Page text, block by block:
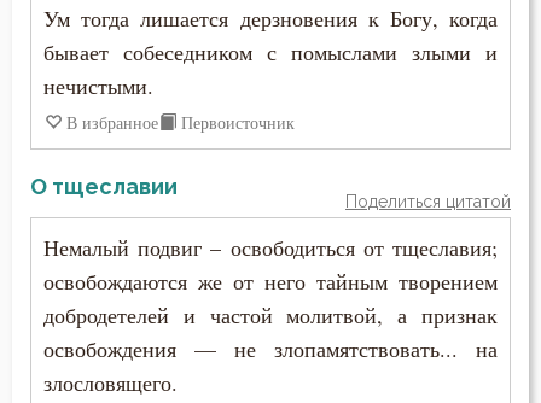
Богоугождение
Болезнь
Борьба
Ведение
Вечные муки
Воздержание
Анатолий Оптинский (Зерцалов)
Антоний Великий
Антоний Оптинский (Путилов)
Арсений Великий
Афанасий (Сахаров)
Афанасий Великий
Ум тогда лишается дерзновения к Богу, когда
бывает собеседником с помыслами злыми и
нечистыми.
В избранное Первоисточник
О тщеславии
Поделиться цитатой
Немалый подвиг – освободиться от тщеславия;
освобождаются же от него тайным творением
добродетелей и частой молитвой, а признак
освобождения — не злопамятствовать... на
злословящего.